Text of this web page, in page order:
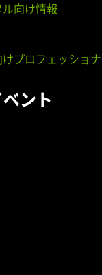
向け情報
プロフェッショ
ント